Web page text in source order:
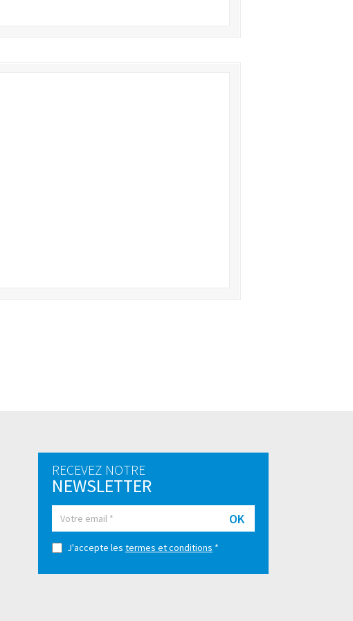
RECEVEZ NOTRE
NEWSLETTER
OK
J'accepte les termes et conditions *